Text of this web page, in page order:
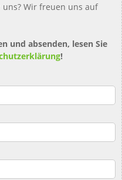
uns? Wir freuen uns auf
und absenden, lesen Sie
!